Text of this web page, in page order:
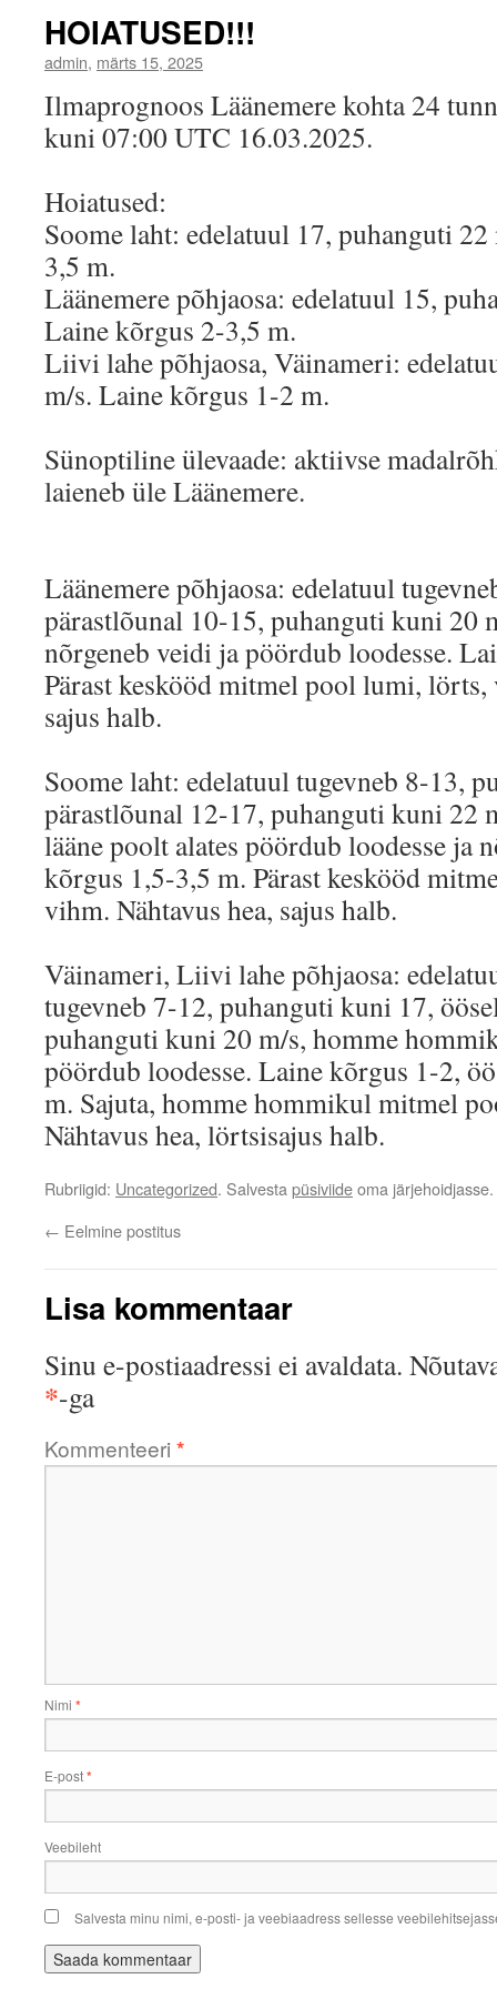
HOIATUSED!!!
admin, märts 15, 2025
Ilmaprognoos Läänemere kohta 24
kuni 07:00 UTC 16.03.2025.
Hoiatused:
Soome laht: edelatuul 17, puhanguti
3,5 m.
Läänemere põhjaosa: edelatuul 15,
Laine kõrgus 2-3,5 m.
Liivi lahe põhjaosa, Väinameri:
m/s. Laine kõrgus 1-2 m.
Sünoptiline ülevaade: aktiivse
laieneb üle Läänemere.
Läänemere põhjaosa: edelatuul
pärastlõunal 10-15, puhanguti kuni 20
nõrgeneb veidi ja pöördub loodesse.
Pärast keskööd mitmel pool lumi, lörts,
sajus halb.
Soome laht: edelatuul tugevneb 8-13,
pärastlõunal 12-17, puhanguti kuni 22
lääne poolt alates pöördub loodesse ja
kõrgus 1,5-3,5 m. Pärast keskööd
vihm. Nähtavus hea, sajus halb.
Väinameri, Liivi lahe põhjaosa:
tugevneb 7-12, puhanguti kuni 17,
puhanguti kuni 20 m/s, homme
pöördub loodesse. Laine kõrgus 1-2,
m. Sajuta, homme hommikul mitmel
Nähtavus hea, lörtsisajus halb.
Rubriigid: Uncategorized. Salvesta püsiviideoma järjehoidjasse.
← Eelmine postitus
Lisa kommentaar
Sinu e-postiaadressi ei avaldata.
*-ga
Kommenteeri *
Nimi *
E-post*
Veebileht
Salvesta minu nimi, e-posti- ja veebiaadress sellesse